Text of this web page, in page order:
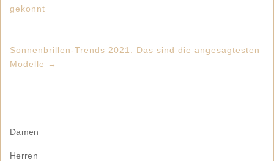
gekonnt
Sonnenbrillen-Trends 2021: Das sind die angesagtesten
Modelle
→
Damen
Herren